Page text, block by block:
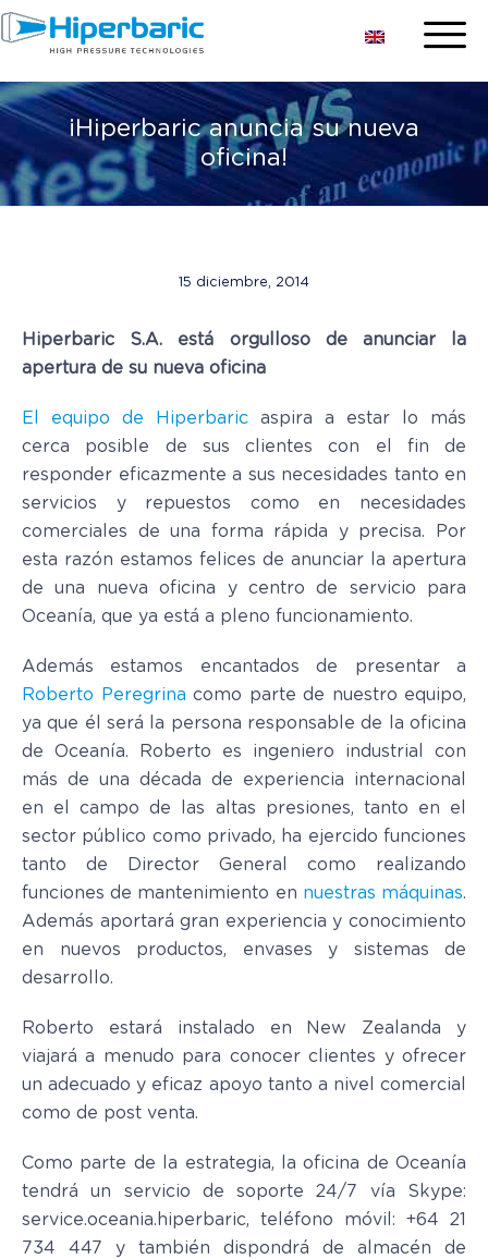
¡Hiperbaric anuncia su nueva
oficina!
15 diciembre, 2014
Hiperbaric S.A. está orgulloso de anunciar la
apertura de su nueva oficina
El equipo de Hiperbaric aspira a estar lo más
cerca posible de sus clientes con el fin de
responder eficazmente a sus necesidades tanto en
servicios y repuestos como en necesidades
comerciales de una forma rápida y precisa. Por
esta razón estamos felices de anunciar la apertura
de una nueva oficina y centro de servicio para
Oceanía, que ya está a pleno funcionamiento.
Además estamos encantados de presentar a
Roberto Peregrina como parte de nuestro equipo,
ya que él será la persona responsable de la oficina
de Oceanía. Roberto es ingeniero industrial con
más de una década de experiencia internacional
en el campo de las altas presiones, tanto en el
sector público como privado, ha ejercido funciones
tanto de Director General como realizando
funciones de mantenimiento en nuestras máquinas.
Además aportará gran experiencia y conocimiento
en nuevos productos, envases y sistemas de
desarrollo.
Roberto estará instalado en New Zealanda y
viajará a menudo para conocer clientes y ofrecer
un adecuado y eficaz apoyo tanto a nivel comercial
como de post venta.
Como parte de la estrategia, la oficina de Oceanía
tendrá un servicio de soporte 24/7 vía Skype:
service.oceania.hiperbaric, teléfono móvil: +64 21
734 447 y también dispondrá de almacén de